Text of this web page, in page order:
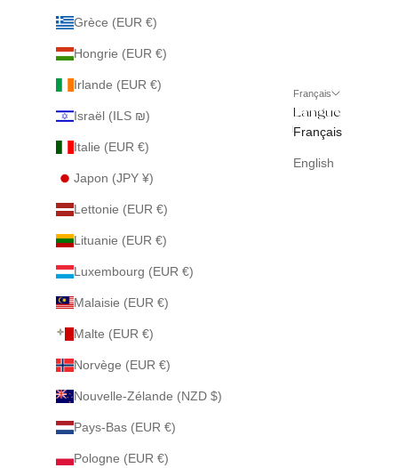
Grèce (EUR €)
Hongrie (EUR €)
Irlande (EUR €)
Israël (ILS ₪)
Italie (EUR €)
Japon (JPY ¥)
Lettonie (EUR €)
Lituanie (EUR €)
Luxembourg (EUR €)
Malaisie (EUR €)
Malte (EUR €)
Norvège (EUR €)
Nouvelle-Zélande (NZD $)
Pays-Bas (EUR €)
Pologne (EUR €)
Français
Langue
Français
English